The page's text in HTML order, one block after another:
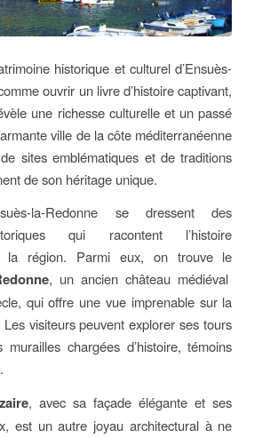
historique et culturel d’Ensuès-
ouvrir un livre d’histoire captivant,
une richesse culturelle et un passé
ville de la côte méditerranéenne
sites emblématiques et de traditions
de son héritage unique.
la-Redonne se dressent des
qui racontent l’histoire
la région. Parmi eux, on trouve le
, un ancien château médiéval
qui offre une vue imprenable sur la
visiteurs peuvent explorer ses tours
murailles chargées d’histoire, témoins
, avec sa façade élégante et ses
est un autre joyau architectural à ne